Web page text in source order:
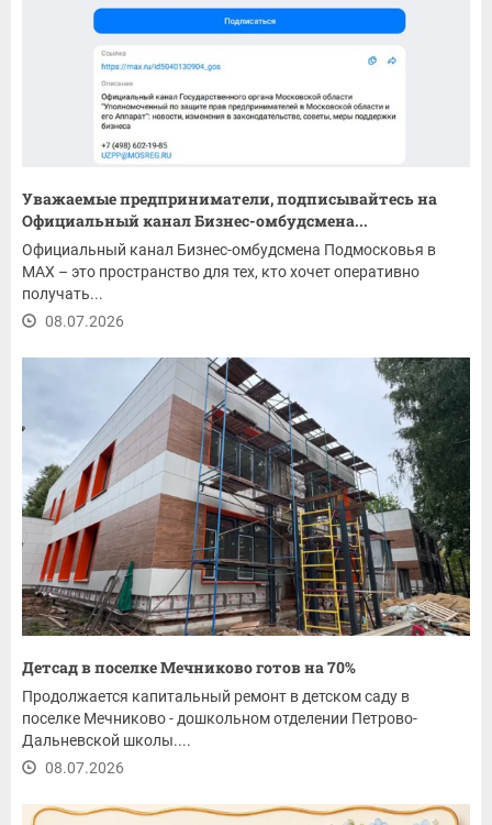
Уважаемые предприниматели, подписывайтесь на
Официальный канал Бизнес-омбудсмена...
Официальный канал Бизнес-омбудсмена Подмосковья в
MAX – это пространство для тех, кто хочет оперативно
получать...
08.07.2026
Детсад в поселке Мечниково готов на 70%
Продолжается капитальный ремонт в детском саду в
поселке Мечниково - дошкольном отделении Петрово-
Дальневской школы....
08.07.2026